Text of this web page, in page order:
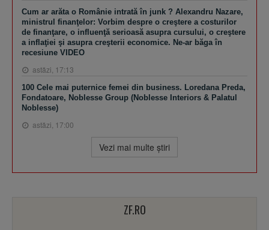
Cum ar arăta o Românie intrată în junk ? Alexandru Nazare,
ministrul finanţelor: Vorbim despre o creştere a costurilor
de finanţare, o influenţă serioasă asupra cursului, o creştere
a inflaţiei şi asupra creşterii economice. Ne-ar băga în
recesiune VIDEO
astăzi, 17:13
100 Cele mai puternice femei din business. Loredana Preda,
Fondatoare, Noblesse Group (Noblesse Interiors & Palatul
Noblesse)
astăzi, 17:00
Vezi mai multe ştiri
ZF.RO